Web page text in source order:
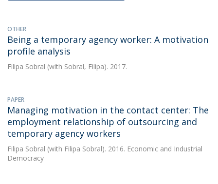
OTHER
Being a temporary agency worker: A motivation
profile analysis
Filipa Sobral (with Sobral, Filipa). 2017.
PAPER
Managing motivation in the contact center: The
employment relationship of outsourcing and
temporary agency workers
Filipa Sobral (with Filipa Sobral). 2016. Economic and Industrial
Democracy